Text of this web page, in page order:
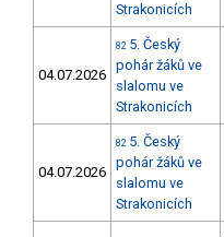
Strakonicích
04.07.2026
82 5. Český
pohár žáků ve
slalomu ve
Strakonicích
04.07.2026
82 5. Český
pohár žáků ve
slalomu ve
Strakonicích